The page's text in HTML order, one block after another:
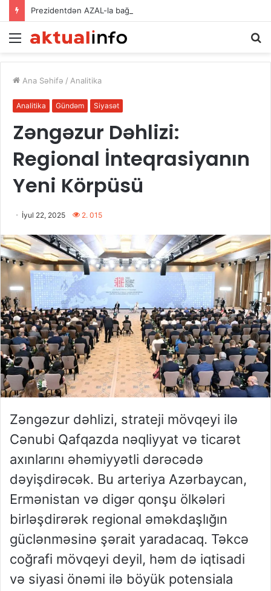
Prezidentdən AZAL-la bağlı FƏRMAN
Menu
Ana Səhifə / Analitika
Analitika Gündəm Siyasət
Zəngəzur Dəhlizi:
Regional İnteqrasiyanın
Yeni Körpüsü
İyul 22, 2025 2. 015
Zəngəzur dəhlizi, strateji mövqeyi ilə
Cənubi Qafqazda nəqliyyat və ticarət
axınlarını əhəmiyyətli dərəcədə
dəyişdirəcək. Bu arteriya Azərbaycan,
Ermənistan və digər qonşu ölkələri
birləşdirərək regional əməkdaşlığın
güclənməsinə şərait yaradacaq. Təkcə
coğrafi mövqeyi deyil, həm də iqtisadi
və siyasi önəmi ilə böyük potensiala